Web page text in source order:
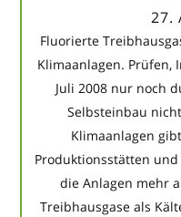
27.
Fluorierte
Klimaanlagen. Prüfen,
Juli 2008 nur noch
Selbsteinbau
Klimaanlagen
Produktionsstätten
die Anlagen mehr
Treibhausgase als